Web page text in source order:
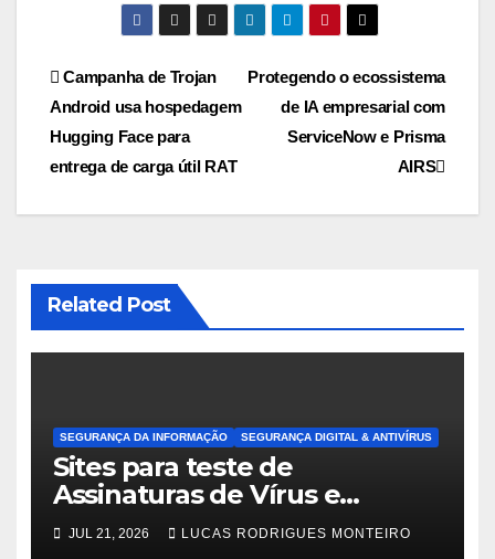
Navegação
de
Post
Protegendo o ecossistema
de IA empresarial com
ServiceNow e Prisma
AIRS
Campanha de Trojan
Android usa hospedagem
Hugging Face para
entrega de carga útil RAT
Related Post
SEGURANÇA DA INFORMAÇÃO SEGURANÇA DIGITAL & ANTIVÍRUS
Sites para teste de
Assinaturas de Vírus e
Malwares
JUL 21, 2026 LUCAS RODRIGUES MONTEIRO